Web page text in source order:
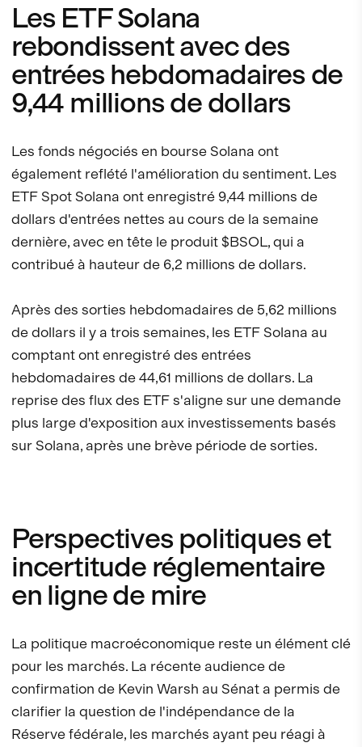
Les ETF Solana
rebondissent avec des
entrées hebdomadaires de
9,44 millions de dollars
Les fonds négociés en bourse Solana ont
également reflété l'amélioration du sentiment. Les
ETF Spot Solana ont enregistré 9,44 millions de
dollars d'entrées nettes au cours de la semaine
dernière, avec en tête le produit $BSOL, qui a
contribué à hauteur de 6,2 millions de dollars.
Après des sorties hebdomadaires de 5,62 millions
de dollars il y a trois semaines, les ETF Solana au
comptant ont enregistré des entrées
hebdomadaires de 44,61 millions de dollars. La
reprise des flux des ETF s'aligne sur une demande
plus large d'exposition aux investissements basés
sur Solana, après une brève période de sorties.
Perspectives politiques et
incertitude réglementaire
en ligne de mire
La politique macroéconomique reste un élément clé
pour les marchés. La récente audience de
confirmation de Kevin Warsh au Sénat a permis de
clarifier la question de l'indépendance de la
Réserve fédérale, les marchés ayant peu réagi à